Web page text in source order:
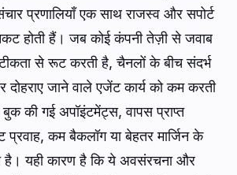
प्रणालियाँ एक साथ राजस्व और सपोर्ट
होती हैं। जब कोई कंपनी तेज़ी से जवाब
से रूट करती है, चैनलों के बीच संदर्भ
दोहराए जाने वाले एजेंट कार्य को कम करती
की गई अपॉइंटमेंट्स, वापस प्राप्त
कम बैकलॉग या बेहतर मार्जिन के
है। यही कारण है कि ये अवसंरचना और